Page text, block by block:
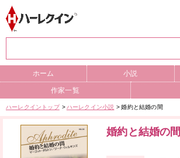
ホーム 小説
作家一覧
ハーレクイントップ ハーレクイン小説 婚約と結婚の間
婚約と結婚の間